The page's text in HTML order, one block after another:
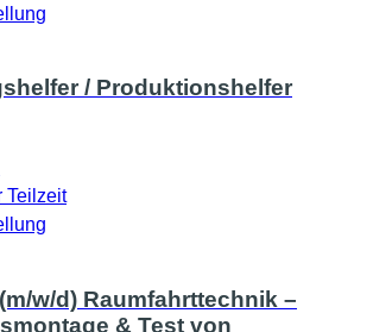
/ Produktionshelfer
Teilzeit
w/d) Raumfahrttechnik –
& Test von